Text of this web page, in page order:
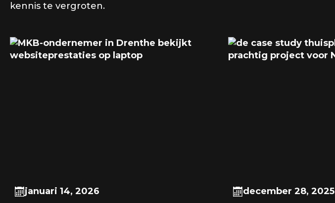
kennis te vergroten.
januari 14, 2026 december 28, 2025